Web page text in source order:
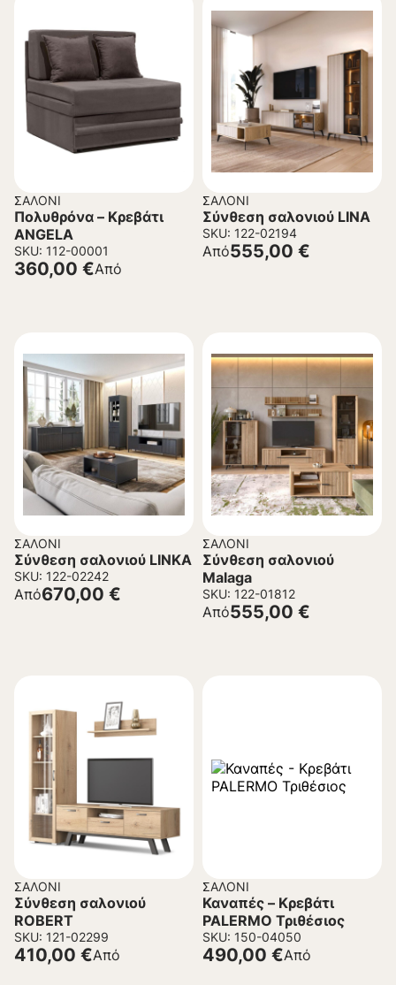
ΣΑΛΌΝΙ
Πολυθρόνα – Κρεβάτι
ANGELA
SKU: 112-00001
Από
360,00 €
ΣΑΛΌΝΙ
Σύνθεση σαλονιού LINA
SKU: 122-02194
555,00 €
Από
ΣΑΛΌΝΙ
Σύνθεση σαλονιού LINKA
SKU: 122-02242
670,00 €
Από
ΣΑΛΌΝΙ
Σύνθεση σαλονιού
Malaga
SKU: 122-01812
555,00 €
Από
ΣΑΛΌΝΙ
Σύνθεση σαλονιού
ROBERT
SKU: 121-02299
Από
410,00 €
ΣΑΛΌΝΙ
Καναπές – Κρεβάτι
PALERMO Τριθέσιος
SKU: 150-04050
Από
490,00 €